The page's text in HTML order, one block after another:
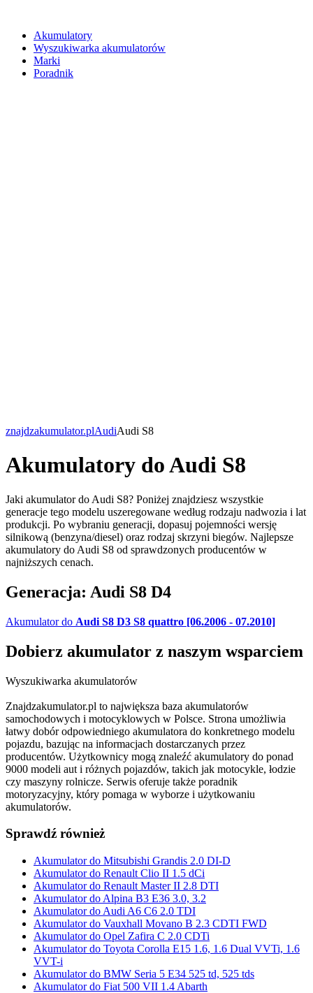
Akumulatory
Wyszukiwarka akumulatorów
Marki
Poradnik
znajdzakumulator.plAudiAudi S8
Akumulatory do Audi S8
Jaki akumulator do Audi S8? Poniżej znajdziesz wszystkie
generacje tego modelu uszeregowane według rodzaju nadwozia i lat
produkcji. Po wybraniu generacji, dopasuj pojemności wersję
silnikową (benzyna/diesel) oraz rodzaj skrzyni biegów. Najlepsze
akumulatory do Audi S8 od sprawdzonych producentów w
najniższych cenach.
Generacja: Audi S8 D4
Akumulator do Audi S8 D3 S8 quattro [06.2006 - 07.2010]
Dobierz akumulator z naszym wsparciem
Wyszukiwarka akumulatorów
Znajdzakumulator.pl to największa baza akumulatorów
samochodowych i motocyklowych w Polsce. Strona umożliwia
łatwy dobór odpowiedniego akumulatora do konkretnego modelu
pojazdu, bazując na informacjach dostarczanych przez
producentów. Użytkownicy mogą znaleźć akumulatory do ponad
9000 modeli aut i różnych pojazdów, takich jak motocykle, łodzie
czy maszyny rolnicze. Serwis oferuje także poradnik
motoryzacyjny, który pomaga w wyborze i użytkowaniu
akumulatorów.
Sprawdź również
Akumulator do Mitsubishi Grandis 2.0 DI-D
Akumulator do Renault Clio II 1.5 dCi
Akumulator do Renault Master II 2.8 DTI
Akumulator do Alpina B3 E36 3.0, 3.2
Akumulator do Audi A6 C6 2.0 TDI
Akumulator do Vauxhall Movano B 2.3 CDTI FWD
Akumulator do Opel Zafira C 2.0 CDTi
Akumulator do Toyota Corolla E15 1.6, 1.6 Dual VVTi, 1.6
VVT-i
Akumulator do BMW Seria 5 E34 525 td, 525 tds
Akumulator do Fiat 500 VII 1.4 Abarth